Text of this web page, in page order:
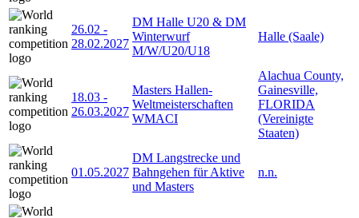
26.02 -
28.02.2027
DM Halle U20 & DM
Winterwurf
M/W/U20/U18
Halle (Saale)
18.03 -
26.03.2027
Masters Hallen-
Weltmeisterschaften
WMACI
Alachua County,
Gainesville,
FLORIDA
(Vereinigte
Staaten)
01.05.2027
DM Langstrecke und
Bahngehen für Aktive
und Masters
n.n.